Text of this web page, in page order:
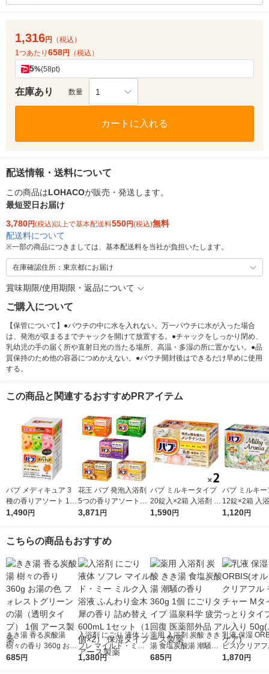
1,316円
（税込）
1つあたり 658円 （税込）
5%(58pt)
在庫あり 数量 1
カートに入れる
配送情報・送料について
この商品はLOHACOが販売・発送します。
最短翌日お届け
3,780円(税込)以上で基本配送料550円(税込)無料
配送料について
※一部の商品につきましては、基本配送料を当社が負担いたします。
在庫確認住所：東京都にお届け
賞味期限/使用期限・返品について
ご購入について
【保管について】●パウチの中に水を入れない。万一パウチに水が入った場合
は、発泡が収まるまでチャックを開けて放置する。●チャックをしっかり閉め、
乳幼児の手の届く所や直射日光の当たる場所、高温・多湿の所に置かない。●品
質保持のため他の容器につめかえない。●パウチ開封後はできるだけ早めに使用
する。
この商品と関連するおすすめPRアイテム
バブ メディキュア 3
種の香りアソート 1箱
（12錠入）高濃度炭
1,490円
花王 バブ 発泡入浴剤
5つの香りアソートセ
ット 100錠
3,871円
バブ ミルキータイプ
20錠入×2箱 入浴剤 花
王 （にごりタイプ）
1,590円
バブ ミルキー
12錠×2箱 入
（にごりタイ
1,120円
こちらの商品もおすすめ
きき湯 香る炭酸湯
樹々の香り 360g お湯
の色 フォレストグリ
685円
入浴剤 にごり 液体 ソ
フレ マイルド・ミー
ミルク入浴液 ふんわ
1,380円
薬用 入浴剤 炭酸 きき
湯 食塩炭酸湯 潮騒の
香り 360g 1個 にごり
685円
乳液 保湿
ビス)クリア
スチャー Mタ
1,870円